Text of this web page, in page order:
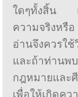
ใดๆทั้งสิ้น เ
ความจริงหรื
อ่านจึงควรใ
และถ้าท่านพ
กฎหมายและ
เพื่อให้เกิดค